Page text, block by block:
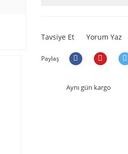
Tavsiye Et Yorum Yaz
Paylaş
Aynı gün kargo